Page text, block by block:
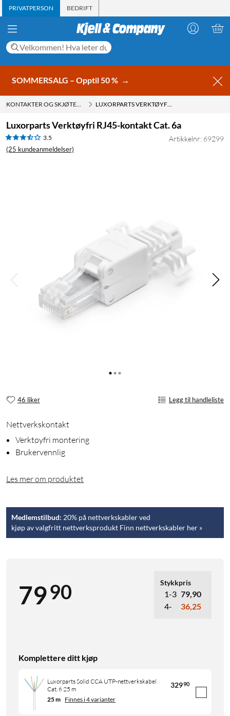
PRIVATPERSON BEDRIFT
SOMMERSALG – Opptil 50 % →
KONTAKTER OG SKJØTESTYKKER FOR FTP- OG UTP-KABLER
LUXORPARTS VERKTØYFRI RJ45-KONTAKT CAT. 6A
Luxorparts Verktøyfri RJ45-kontakt Cat. 6a
3.5
(25 kundeanmeldelser)
Artikkelnr: 69299
46 liker Legg til handleliste
Nettverkskontakt
Verktøyfri montering
Brukervennlig
Les mer om produktet
Medlemstilbud: 20% på nettverkskabler ved
kjøp av valgfritt nettverksprodukt Finn nettverkskabler her »
7990 Stykkpris
1-3 79,90
4-
36,25
Komplettere ditt kjøp
Luxorparts Solid CCA UTP-nettverkskabel
Cat. 6 25 m
32990
25 m Finnes i 4 varianter